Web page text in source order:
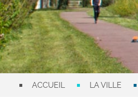
ACCUEIL LA VILLE